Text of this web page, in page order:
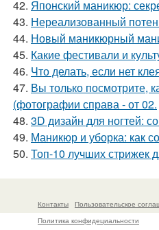
42. Японский маникюр:
43. Нереализованный
44. Новый маникюрный
45. Какие фестивали и
46. Что делать, если нет
47. Вы только посмотрите,
(фотографии справа - от 02.
48. 3D дизайн для ногтей:
49. Маникюр и уборка: как
50. Топ-10 лучших стрижек
Контакты
Пользовательское
Политика конфидециальности